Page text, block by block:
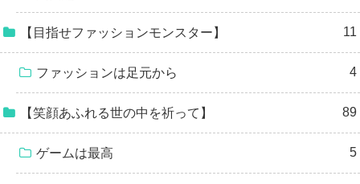
【目指せファッションモンスター】 11
ファッションは足元から 4
【笑顔あふれる世の中を祈って】 89
ゲームは最高 5